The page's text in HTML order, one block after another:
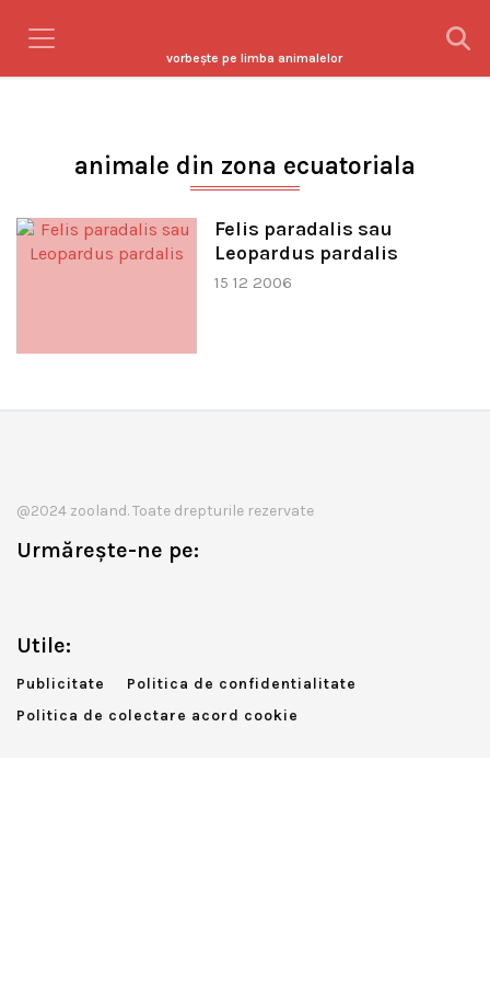
vorbeşte pe limba animalelor
animale din zona ecuatoriala
Felis paradalis sau
Leopardus pardalis
15 12 2006
@2024 zooland. Toate drepturile rezervate
Urmărește-ne pe:
Utile:
Publicitate
Politica de confidentialitate
Politica de colectare acord cookie